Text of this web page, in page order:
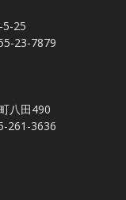
5-25
23-7879
八田490
261-3636